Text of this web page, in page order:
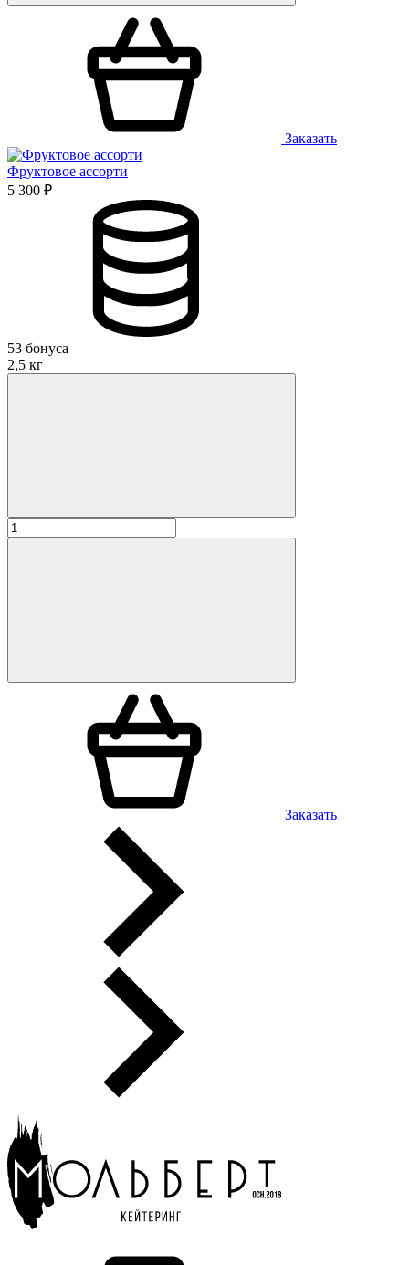
Заказать
Фруктовое ассорти
5 300 ₽
53 бонуса
2,5 кг
Заказать